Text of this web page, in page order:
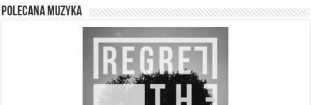
Polecana muzyka